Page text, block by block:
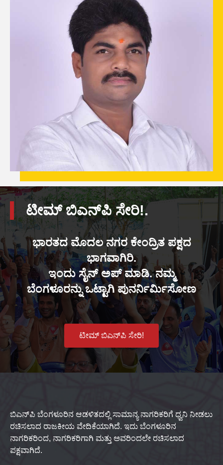
ಟೀಮ್ ಬಿಎನ್‌ಪಿ ಸೇರಿ!.
ಭಾರತದ ಮೊದಲ ನಗರ ಕೇಂದ್ರಿತ ಪಕ್ಷದ
ಭಾಗವಾಗಿರಿ.
ಇಂದು ಸೈನ್ ಅಪ್ ಮಾಡಿ. ನಮ್ಮ
ಬೆಂಗಳೂರನ್ನು ಒಟ್ಟಾಗಿ ಪುನರ್ನಿರ್ಮಿಸೋಣ
ಟೀಮ್ ಬಿಎನ್‌ಪಿ ಸೇರಿ!
ಬಿಎನ್‌ಪಿ ಬೆಂಗಳೂರಿನ ಆಡಳಿತದಲ್ಲಿ ಸಾಮಾನ್ಯ ನಾಗರಿಕರಿಗೆ ಧ್ವನಿ ನೀಡಲು
ರಚಿಸಲಾದ ರಾಜಕೀಯ ವೇದಿಕೆಯಾಗಿದೆ. ಇದು ಬೆಂಗಳೂರಿನ
ನಾಗರಿಕರಿಂದ, ನಾಗರಿಕರಿಗಾಗಿ ಮತ್ತು ಅವರಿಂದಲೇ ರಚಿಸಲಾದ
ಪಕ್ಷವಾಗಿದೆ.